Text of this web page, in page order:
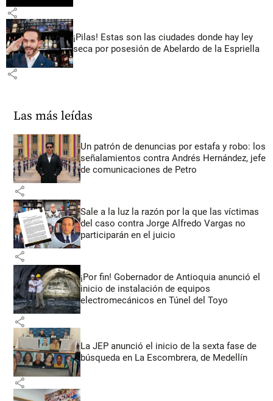
share
¡Pilas! Estas son las ciudades donde hay ley
seca por posesión de Abelardo de la Espriella
share
Las más leídas
Un patrón de denuncias por estafa y robo: los
señalamientos contra Andrés Hernández, jefe
de comunicaciones de Petro
share
Sale a la luz la razón por la que las víctimas
del caso contra Jorge Alfredo Vargas no
participarán en el juicio
share
¡Por fin! Gobernador de Antioquia anunció el
inicio de instalación de equipos
electromecánicos en Túnel del Toyo
share
La JEP anunció el inicio de la sexta fase de
búsqueda en La Escombrera, de Medellín
share